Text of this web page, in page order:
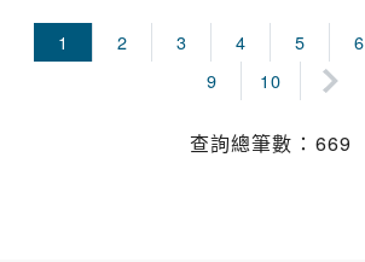
1 2 3 4 5 6
9
10
查詢總筆數 ： 669